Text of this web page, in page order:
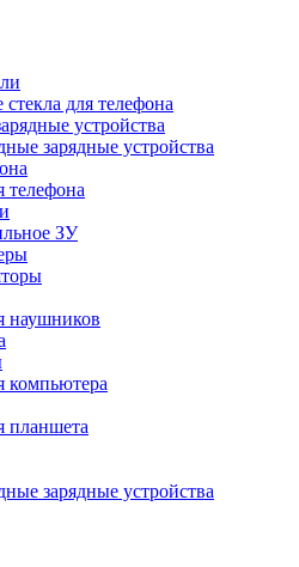
для телефона
устройства
зарядные устройства
телефона
ЗУ
наушников
компьютера
планшета
зарядные устройства